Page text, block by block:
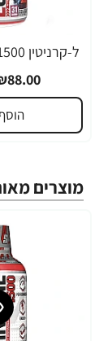
-27%
מוצרים